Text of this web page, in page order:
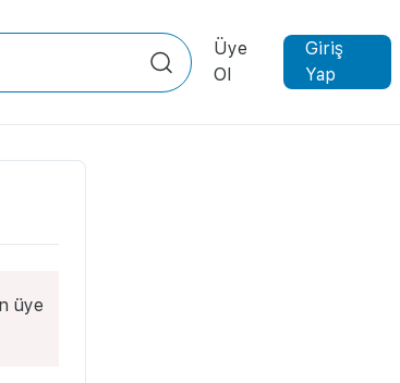
Üye
Ol
Giriş
Yap
üye